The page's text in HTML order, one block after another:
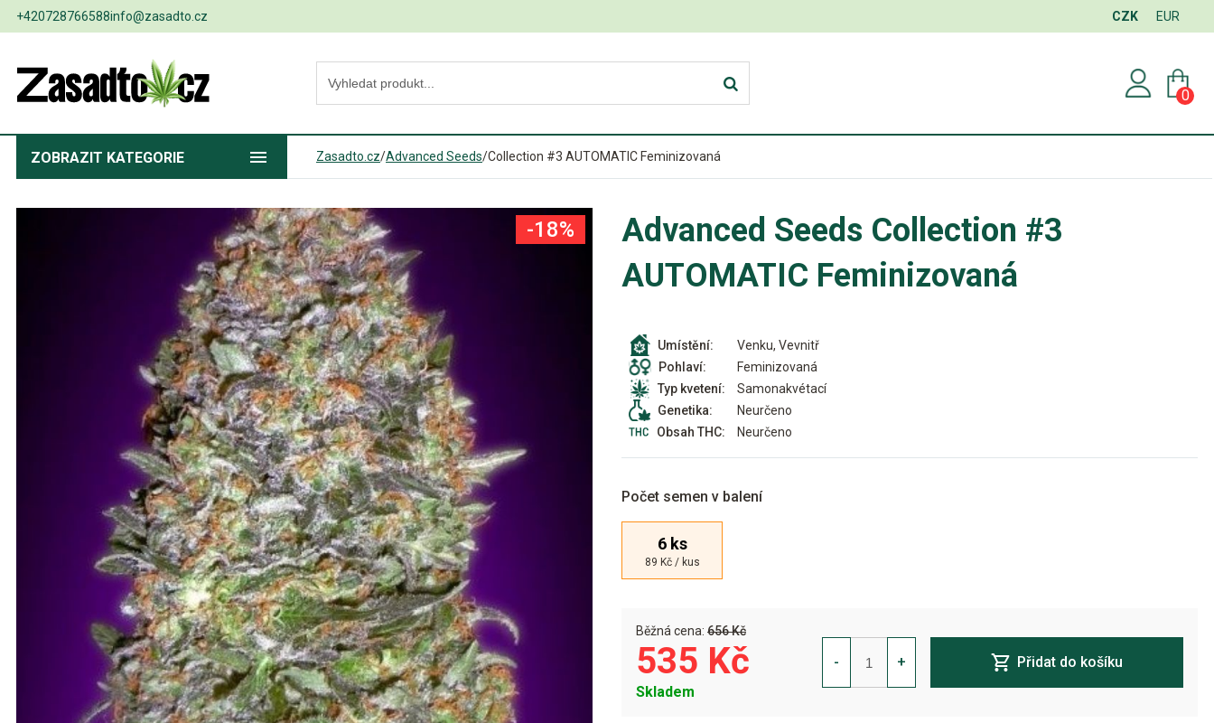
+420728766588info@zasadto.cz CZK EUR
0
ZOBRAZIT KATEGORIE Zasadto.cz/Advanced Seeds/Collection #3 AUTOMATIC Feminizovaná
Advanced Seeds Collection #3
AUTOMATIC Feminizovaná
Umístění:
Venku, Vevnitř
Pohlaví:
Feminizovaná
Typ kvetení:
Samonakvétací
Genetika:
Neurčeno
Obsah THC:
Neurčeno
Počet semen v balení
6 ks
89 Kč / kus
Běžná cena: 656 Kč
-18%
535 Kč
Skladem
-
Collection
#3
AUTOMATIC
Feminizovaná
+ Přidat do košíku